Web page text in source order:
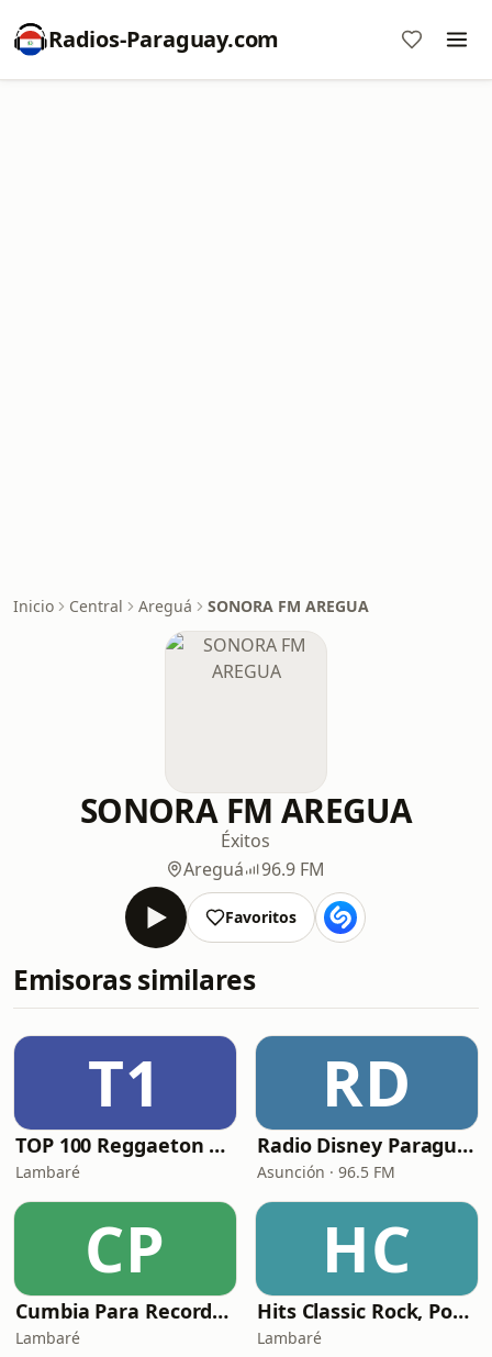
Radios-Paraguay.com
Inicio Central Areguá SONORA FM AREGUA
SONORA FM AREGUA
Éxitos
Areguá
96.9 FM
Favoritos
Emisoras similares
T1
TOP 100 Reggaeton Exitos del Momento Radio
Lambaré
RD
Radio Disney Paraguay
Asunción · 96.5 FM
CP
Cumbia Para Recordar con Monchi Bogarin
Lambaré
HC
Hits Classic Rock, Pop & Disco
Lambaré